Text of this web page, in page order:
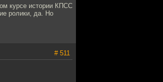
курсе истории КПСС
ролики, да. Но
# 511